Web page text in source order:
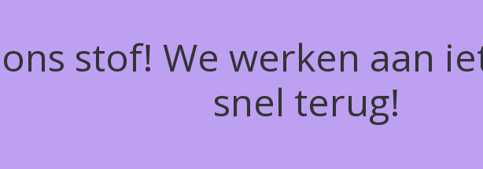
stof! We werken aan
snel terug!